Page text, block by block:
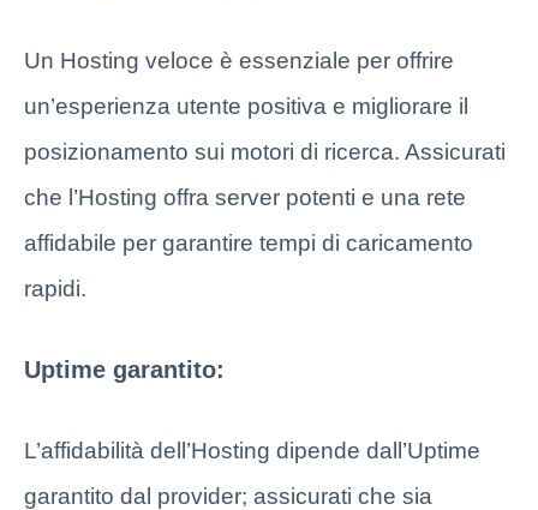
Un Hosting veloce è essenziale per offrire
un’esperienza utente positiva e migliorare il
posizionamento sui motori di ricerca. Assicurati
che l’Hosting offra server potenti e una rete
affidabile per garantire tempi di caricamento
rapidi.
Uptime garantito:
L’affidabilità dell’Hosting dipende dall’Uptime
garantito dal provider; assicurati che sia